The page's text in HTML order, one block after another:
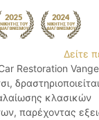
Δείτε
Restoration
κλασικών
παρέχοντας